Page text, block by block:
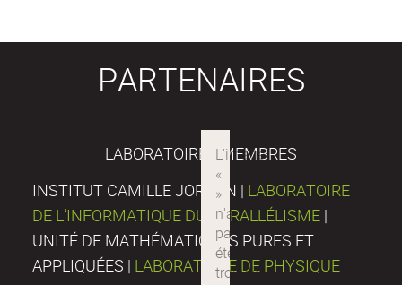
PARTENAIRES
LABORATOIRES MEMBRES
INSTITUT CAMILLE JORDAN | LABORATOIRE
DE L’INFORMATIQUE DU PARALLÉLISME |
UNITÉ DE MATHÉMATIQUES PURES ET
APPLIQUÉES | LABORATOIRE DE PHYSIQUE